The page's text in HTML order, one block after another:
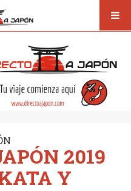
CONSEJOS
DESTINOS
RESTAURANTES
LANGUAGE SCHOOL
2019
Y